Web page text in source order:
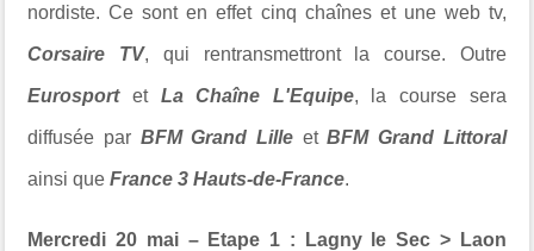
nordiste. Ce sont en effet cinq chaînes et une web tv,
Corsaire TV, qui rentransmettront la course. Outre
Eurosportet La Chaîne L'Equipe, la course sera
diffusée par BFM Grand Lille etBFM Grand Littoral
ainsi queFrance 3 Hauts-de-France.
Mercredi 20 mai – Etape 1 : Lagny le Sec > Laon